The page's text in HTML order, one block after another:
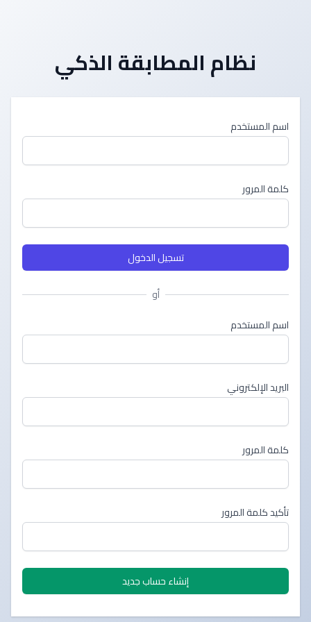
نظام المطابقة الذكي
اسم المستخدم
كلمة المرور
تسجيل الدخول
أو
اسم المستخدم
البريد الإلكتروني
كلمة المرور
تأكيد كلمة المرور
إنشاء حساب جديد